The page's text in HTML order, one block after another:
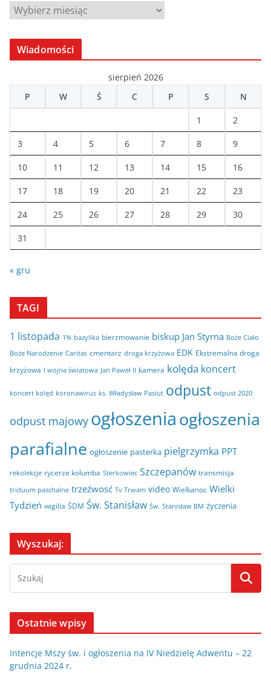
A
c
w
Wiadomości
sierpień 2026
P
W Ś C P S N
1 2
3 4 5 6 7 8 9
10 11 12 13 14 15 16
17 18 19 20 21 22 23
24 25 26 27 28 29 30
31
« gru
TAGI
1 listopada 1% bazylika bierzmowanie biskup Jan Styrna Boże Ciało
Boże Narodzenie Caritas cmentarz droga krzyżowa EDK Ekstremalna droga
krzyżowa I wojna światowa Jan Paweł II kamera kolęda koncert
koncert kolęd koronawirus ks. Władysław Pasiut odpust odpust 2020
odpust majowy ogłoszeniaogłoszenia
parafialne ogłoszenie pasterka pielgrzymka PPT
rekolekcje rycerze kolumba Sterkowiec Szczepanów transmisja
triduum paschalne trzeźwosć Tv Trwam video Wielkanoc Wielki
Tydzień wigilia ŚDM Św. Stanisław Św. Stanisław BM życzenia
Wyszukaj:
Ostatnie wpisy
Intencje Mszy św. i ogłoszenia na IV Niedzielę Adwentu – 22
grudnia 2024 r.